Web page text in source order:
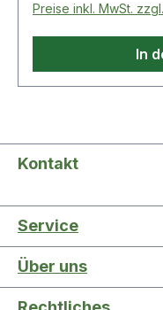
Preise inkl. MwSt.
In
Kontakt
Service
Über uns